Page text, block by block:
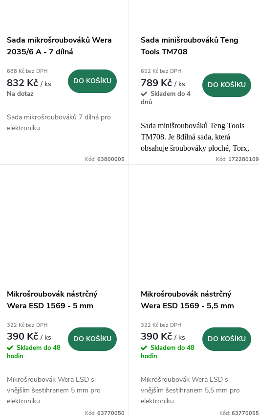
Sada mikrošroubováků Wera
2035/6 A - 7 dílná
688 Kč bez DPH
832 Kč/ ks
Na dotaz
DO KOŠÍKU
Sada mikrošroubováků 7 dílná pro
elektroniku
Kód:63800005
Sada minišroubováků Teng
Tools TM708
652 Kč bez DPH
789 Kč/ ks
Skladem do 4
dnů
DO KOŠÍKU
Sada minišroubováků Teng Tools
TM708. Je 8dílná sada, která
obsahuje šroubováky ploché, Torx,
PH a PZ na výměnitelných
Kód: 172280109
Mikrošroubovák nástrčný
Wera ESD 1569 - 5 mm
322 Kč bez DPH
390 Kč/ ks
Skladem do 48
hodin
DO KOŠÍKU
Mikrošroubovák Wera ESD s
vnějším šestihranem 5 mm pro
elektroniku
Kód:63770050
Mikrošroubovák nástrčný
Wera ESD 1569 - 5,5 mm
322 Kč bez DPH
390 Kč/ ks
Skladem do 48
hodin
DO KOŠÍKU
Mikrošroubovák Wera ESD s
vnějším šestihranem 5,5 mm pro
elektroniku
Kód: 63770055